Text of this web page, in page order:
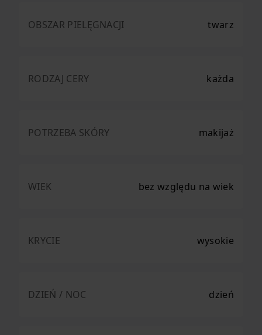
OBSZAR PIELĘGNACJI twarz
RODZAJ CERY każda
POTRZEBA SKÓRY makijaż
WIEK bez względu na wiek
KRYCIE wysokie
DZIEŃ / NOC dzień